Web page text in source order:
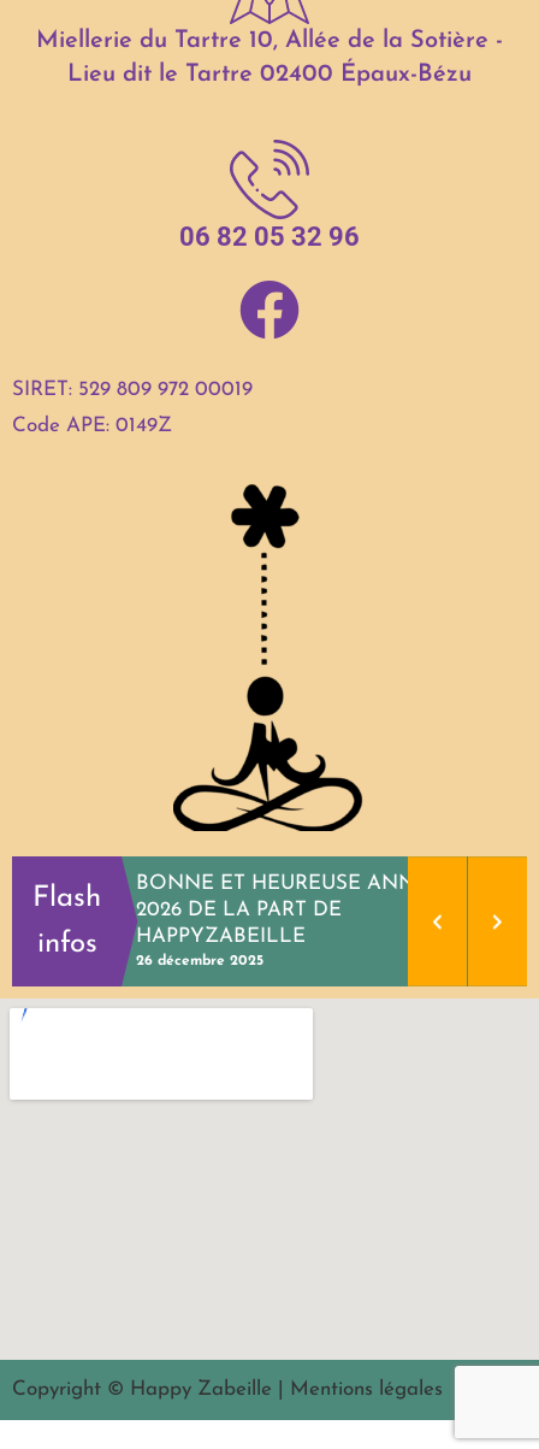
Miellerie du Tartre 10, Allée de la Sotière -
Lieu dit le Tartre 02400 Épaux-Bézu
06 82 05 32 96
SIRET: 529 809 972 00019
Code APE: 0149Z
Flash
infos
BONNE ET HEUREUSE ANNEE
2026 DE LA PART DE
HAPPYZABEILLE
26 décembre 2025
Copyright © Happy Zabeille | Mentions légales